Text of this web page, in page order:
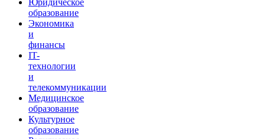
образование
Экономика
и
финансы
IT-
технологии
и
телекоммуникации
Медицинское
образование
Культурное
образование